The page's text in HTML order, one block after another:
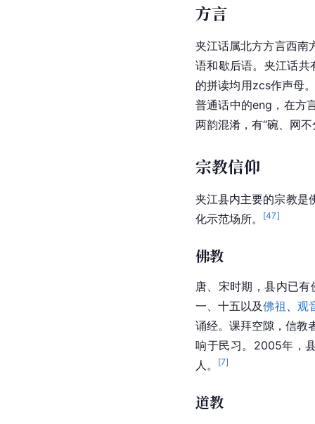
方言
夹江话属北方方言西南
语和歇后语。夹江话共
的拼读均用zcs作声母
普通话中的eng，在方
两韵混淆，有“碗、网
宗教信仰
夹江县内主要的宗教是
化示范场所。
[47]
佛教
唐、宋时期，县内已
一、十五以及佛祖
观
诵经。课拜空隙，信教
响于民习。2005年，
人。
[7]
道教